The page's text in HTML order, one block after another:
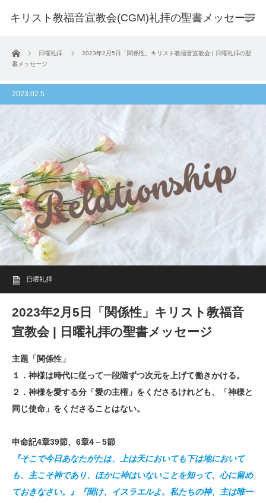
キリスト教福音宣教会(CGM)礼拝の聖書メッセージ
ホーム 日曜礼拝
2023年2月5日「関係性」キリスト教福音宣教会 | 日曜礼拝の聖
書メッセージ
2023.02.5
日曜礼拝
2023年2月5日「関係性」キリスト教福音
宣教会 | 日曜礼拝の聖書メッセージ
主題「関係性」
１．神様は時代に従って一段階ずつ次元を上げて働きかける。
２．神様を愛する分「愛の主権」をくださるけれども、「神様と
同じ使命」をくださることはない。
申命記4章39節、6章4－5節
『そこで今日あなたがたは、上は天においても下は地において
も、主こそ神であり、ほかに神はいないことを知って、心に留め
ておきなさい。』『聞け、イスラエルよ。私たちの神、主は唯一